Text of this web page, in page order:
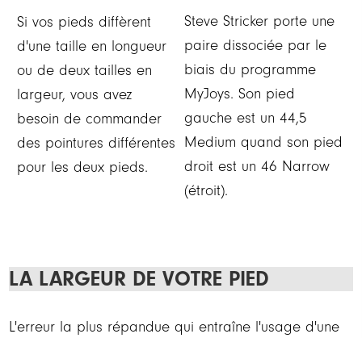
Si vos pieds diffèrent
d'une taille en longueur
ou de deux tailles en
largeur, vous avez
besoin de commander
des pointures différentes
pour les deux pieds.
Steve Stricker porte une
paire dissociée par le
biais du programme
MyJoys. Son pied
gauche est un 44,5
Medium quand son pied
droit est un 46 Narrow
(étroit).
LA LARGEUR DE VOTRE PIED
L'erreur la plus répandue qui entraîne l'usage d'une